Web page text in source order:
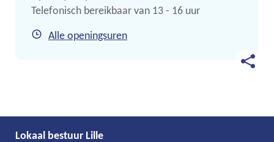
Telefonisch bereikbaar van 13 - 16 uur
Alle openingsurenMilieu
Lokaal bestuur Lille